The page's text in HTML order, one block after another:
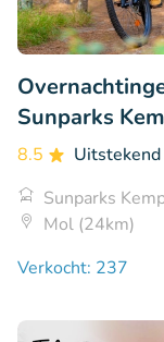
Sunparks
8.5 Uitstekend
Sunparks
Mol (24km)
Verkocht: 237